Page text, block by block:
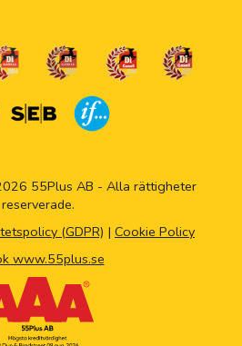
55Plus AB - Alla rättigheter
reserverade.
(GDPR) | Cookie Policy
www.55plus.se